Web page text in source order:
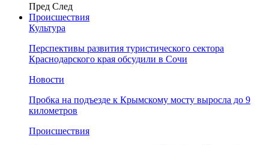
Пред След
Происшествия
Культура
Перспективы развития туристического сектора
Краснодарского края обсудили в Сочи
Новости
Пробка на подъезде к Крымскому мосту выросла до 9
километров
Происшествия